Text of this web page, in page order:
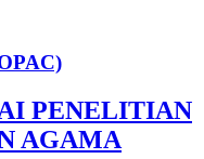
PENELITIAN
AGAMA